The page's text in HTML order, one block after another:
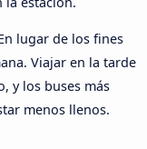
lugar de los fines
Viajar en la tarde
y los buses más
menos llenos.